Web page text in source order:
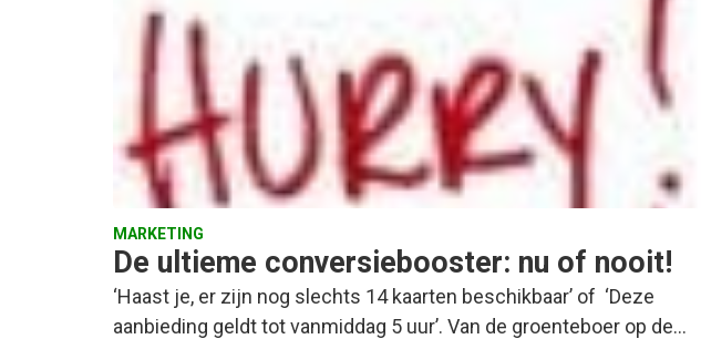
MARKETING
De ultieme conversiebooster: nu of nooit!
‘Haast je, er zijn nog slechts 14 kaarten beschikbaar’ of ‘Deze
aanbieding geldt tot vanmiddag 5 uur’. Van de groenteboer op de…